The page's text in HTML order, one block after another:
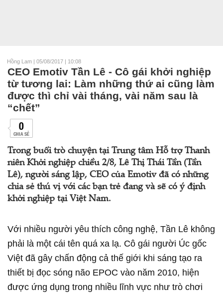
Hồng Lam | 05/08/2017 | 10:08
CEO Emotiv Tần Lê - Cô gái khởi nghiệp
từ tương lai: Làm những thứ ai cũng làm
được thì chỉ vài tháng, vài năm sau là
“chết”
0
CHIA SẺ
Trong buổi trò chuyện tại Trung tâm Hỗ trợ Thanh
niên Khởi nghiệp chiều 2/8, Lê Thị Thái Tần (Tần
Lê), người sáng lập, CEO của Emotiv đã có những
chia sẻ thú vị với các bạn trẻ đang và sẽ có ý định
khởi nghiệp tại Việt Nam.
Với nhiều người yêu thích công nghệ, Tần Lê không
phải là một cái tên quá xa lạ. Cô gái người Úc gốc
Việt đã gây chấn động cả thế giới khi sáng tạo ra
thiết bị đọc sóng não EPOC vào năm 2010, hiện
được ứng dụng trong nhiều lĩnh vực như trò chơi